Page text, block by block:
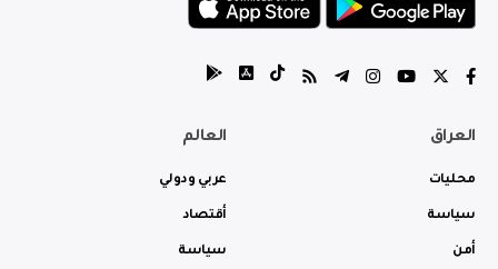
العراق
محليات
سياسة
أمن
العالم
عربي ودولي
أقتصاد
سياسة